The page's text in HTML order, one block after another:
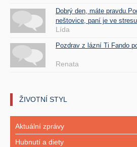
Dobrý den, máte
neštovice, paní je ve
Lída
Pozdrav z lázní Ti Fando
Renata
ŽIVOTNÍ STYL
Aktuální zprávy
Hubnutí a diety